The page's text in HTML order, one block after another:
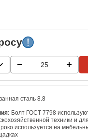
сталь 8.8
Болт ГОСТ 7798
техники и
используется на